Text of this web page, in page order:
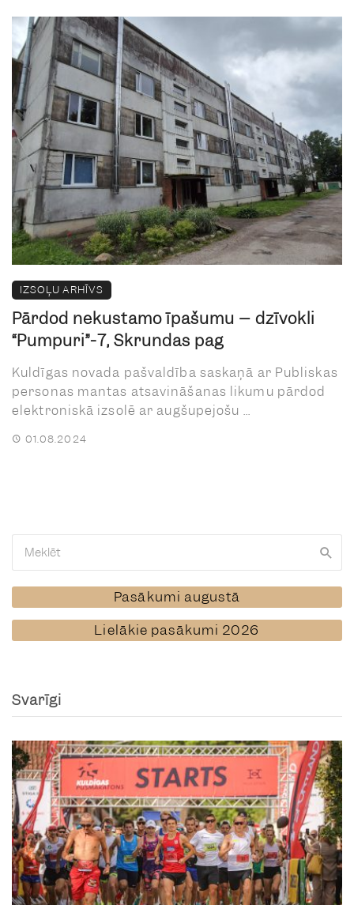
IZSOĻU ARHĪVS
Pārdod nekustamo īpašumu – dzīvokli
“Pumpuri”-7, Skrundas pag
Kuldīgas novada pašvaldība saskaņā ar Publiskas
personas mantas atsavināšanas likumu pārdod
elektroniskā izsolē ar augšupejošu ...
01.08.2024
Pasākumi augustā
Lielākie pasākumi 2026
Svarīgi